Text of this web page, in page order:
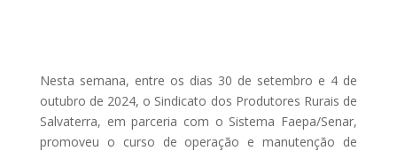
Nesta semana, entre os dias 30 de setembro e 4 de
outubro de 2024, o Sindicato dos Produtores Rurais de
Salvaterra, em parceria com o Sistema Faepa/Senar,
promoveu o curso de operação e manutenção de